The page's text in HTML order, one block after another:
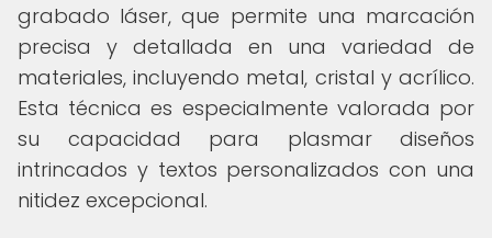
grabado láser, que permite una marcación
precisa y detallada en una variedad de
materiales, incluyendo metal, cristal y acrílico.
Esta técnica es especialmente valorada por
su capacidad para plasmar diseños
intrincados y textos personalizados con una
nitidez excepcional.